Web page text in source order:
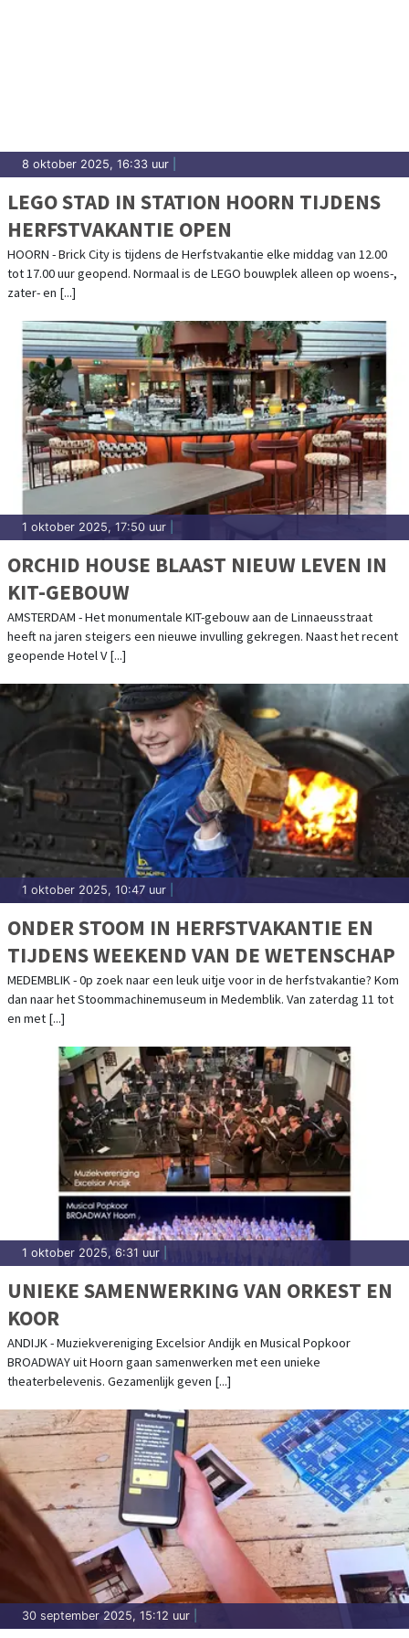
8 oktober 2025, 16:33 uur
LEGO STAD IN STATION HOORN TIJDENS
HERFSTVAKANTIE OPEN
HOORN - Brick City is tijdens de Herfstvakantie elke middag van 12.00
tot 17.00 uur geopend. Normaal is de LEGO bouwplek alleen op woens-,
zater- en [...]
1 oktober 2025, 17:50 uur
ORCHID HOUSE BLAAST NIEUW LEVEN IN
KIT-GEBOUW
AMSTERDAM - Het monumentale KIT-gebouw aan de Linnaeusstraat
heeft na jaren steigers een nieuwe invulling gekregen. Naast het recent
geopende Hotel V [...]
1 oktober 2025, 10:47 uur
ONDER STOOM IN HERFSTVAKANTIE EN
TIJDENS WEEKEND VAN DE WETENSCHAP
MEDEMBLIK - 0p zoek naar een leuk uitje voor in de herfstvakantie? Kom
dan naar het Stoommachinemuseum in Medemblik. Van zaterdag 11 tot
en met [...]
1 oktober 2025, 6:31 uur
UNIEKE SAMENWERKING VAN ORKEST EN
KOOR
ANDIJK - Muziekvereniging Excelsior Andijk en Musical Popkoor
BROADWAY uit Hoorn gaan samenwerken met een unieke
theaterbelevenis. Gezamenlijk geven [...]
30 september 2025, 15:12 uur